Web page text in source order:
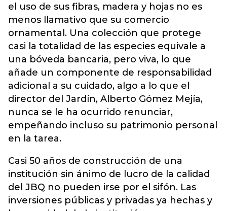
el uso de sus fibras, madera y hojas no es
menos llamativo que su comercio
ornamental. Una colección que protege
casi la totalidad de las especies equivale a
una bóveda bancaria, pero viva, lo que
añade un componente de responsabilidad
adicional a su cuidado, algo a lo que el
director del Jardín, Alberto Gómez Mejía,
nunca se le ha ocurrido renunciar,
empeñando incluso su patrimonio personal
en la tarea.
Casi 50 años de construcción de una
institución sin ánimo de lucro de la calidad
del JBQ no pueden irse por el sifón. Las
inversiones públicas y privadas ya hechas y